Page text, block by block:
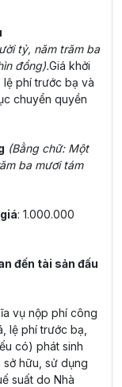
tỷ, năm trăm ba
đồng).Giá khởi
phí trước bạ và
chuyển quyền
(Bằng chữ: Một
ba mươi tám
: 1.000.000
đến tài sản đấu
vụ nộp phí công
lệ phí trước bạ,
có) phát sinh
sở hữu, sử dụng
suất do Nhà